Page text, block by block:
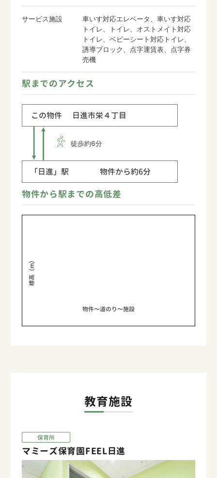
サービス施設
車いす対応エレベータ、車いす対応
トイレ、トイレ、オストメイト対応
トイレ、ベビーシート対応トイレ、
誘導ブロック、点字運賃表、点字券
売機
駅までのアクセス
この物件 日進市栄４丁目
徒歩約6分
「日進」駅 物件から約6分
物件から駅までの高低差
標高（m）
物件〜道のり〜施設
教育施設
保育所
マミーズ保育園FEEL日進